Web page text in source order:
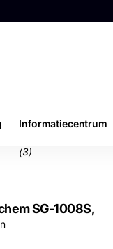
Informatiecentrum
(3)
SG-1008S,